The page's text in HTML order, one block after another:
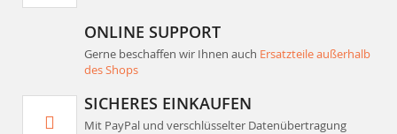
ONLINE SUPPORT
Gerne beschaffen wir Ihnen auch Ersatzteile außerhalb
des Shops
SICHERES EINKAUFEN
Mit PayPal und verschlüsselter Datenübertragung